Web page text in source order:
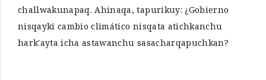
challwakunapaq. Ahinaqa, tapurikuy: ¿Gobierno
nisqayki cambio climático nisqata atichkanchu
hark'ayta icha astawanchu sasacharqapuchkan?